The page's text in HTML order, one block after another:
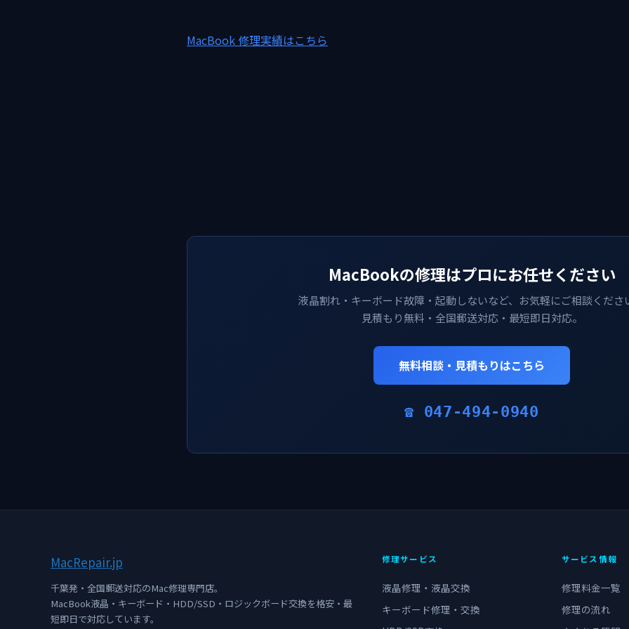
MacBook 修理実績はこちら
MacBookの修理はプロにお任せください
液晶割れ・キーボード故障・起動しないなど、お気軽にご相談くださ
見積もり無料・全国郵送対応・最短即日対応。
無料相談・見積もりはこちら
☎ 047-494-0940
MacRepair.jp
千葉発・全国郵送対応のMac修理専門店。
MacBook液晶・キーボード・HDD/SSD・ロジックボード交換を格安・最
短即日で対応しています。
修理サービス
液晶修理・液晶交換
キーボード修理・交換
サービス情報
修理料金一覧
修理の流れ